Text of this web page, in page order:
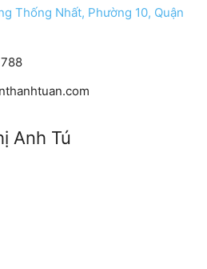
Thống Nhất, Phường 10, Quận
Anh Tú